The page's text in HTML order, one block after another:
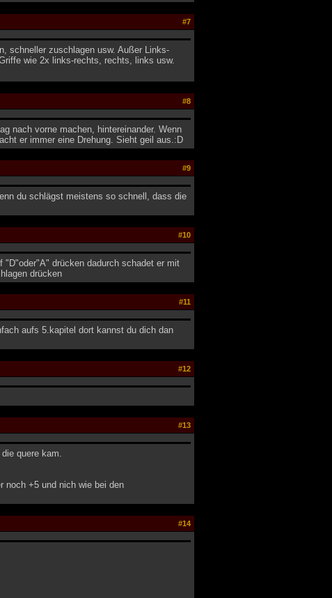
#7
schneller zuschlagen usw. Außer Links-
wie 2x links-rechts, rechts, links usw.
#8
nach vorne machen, hintereinander. Wenn
er immer eine Drehung. Sieht geil aus.:D
#9
du schlägst meistens so schnell, dass die
#10
"D"oder"A" drücken dadurch schadet er mit
drücken
#11
aufs 5.kapitel dort kannst du dich dan
#12
#13
quere kam.
noch +5 und nich wie bei den
#14